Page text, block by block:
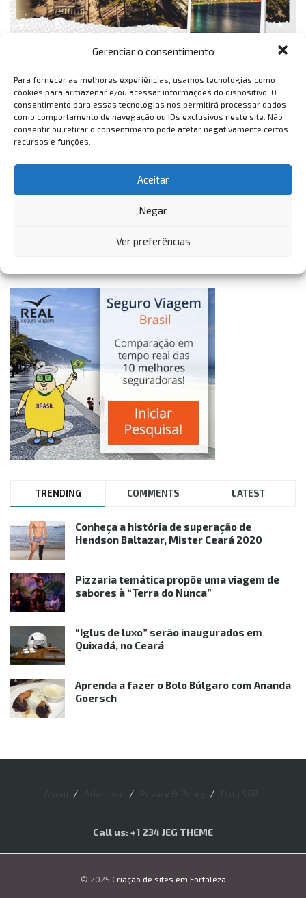
Gerenciar o consentimento
Para fornecer as melhores experiências, usamos tecnologias como
cookies para armazenar e/ou acessar informações do dispositivo. O
consentimento para essas tecnologias nos permitirá processar dados
como comportamento de navegação ou IDs exclusivos neste site. Não
consentir ou retirar o consentimento pode afetar negativamente certos
recursos e funções.
Aceitar
Negar
Ver preferências
TRENDING COMMENTS LATEST
Conheça a história de superação de
Hendson Baltazar, Mister Ceará 2020
Pizzaria temática propõe uma viagem de
sabores à “Terra do Nunca”
“Iglus de luxo” serão inaugurados em
Quixadá, no Ceará
Aprenda a fazer o Bolo Búlgaro com Ananda
Goersch
Call us: +1 234 JEG THEME
© 2025 Criação de sites em Fortaleza